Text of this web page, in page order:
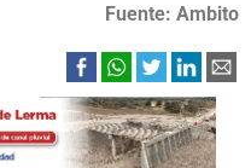
Fuente: Ambito